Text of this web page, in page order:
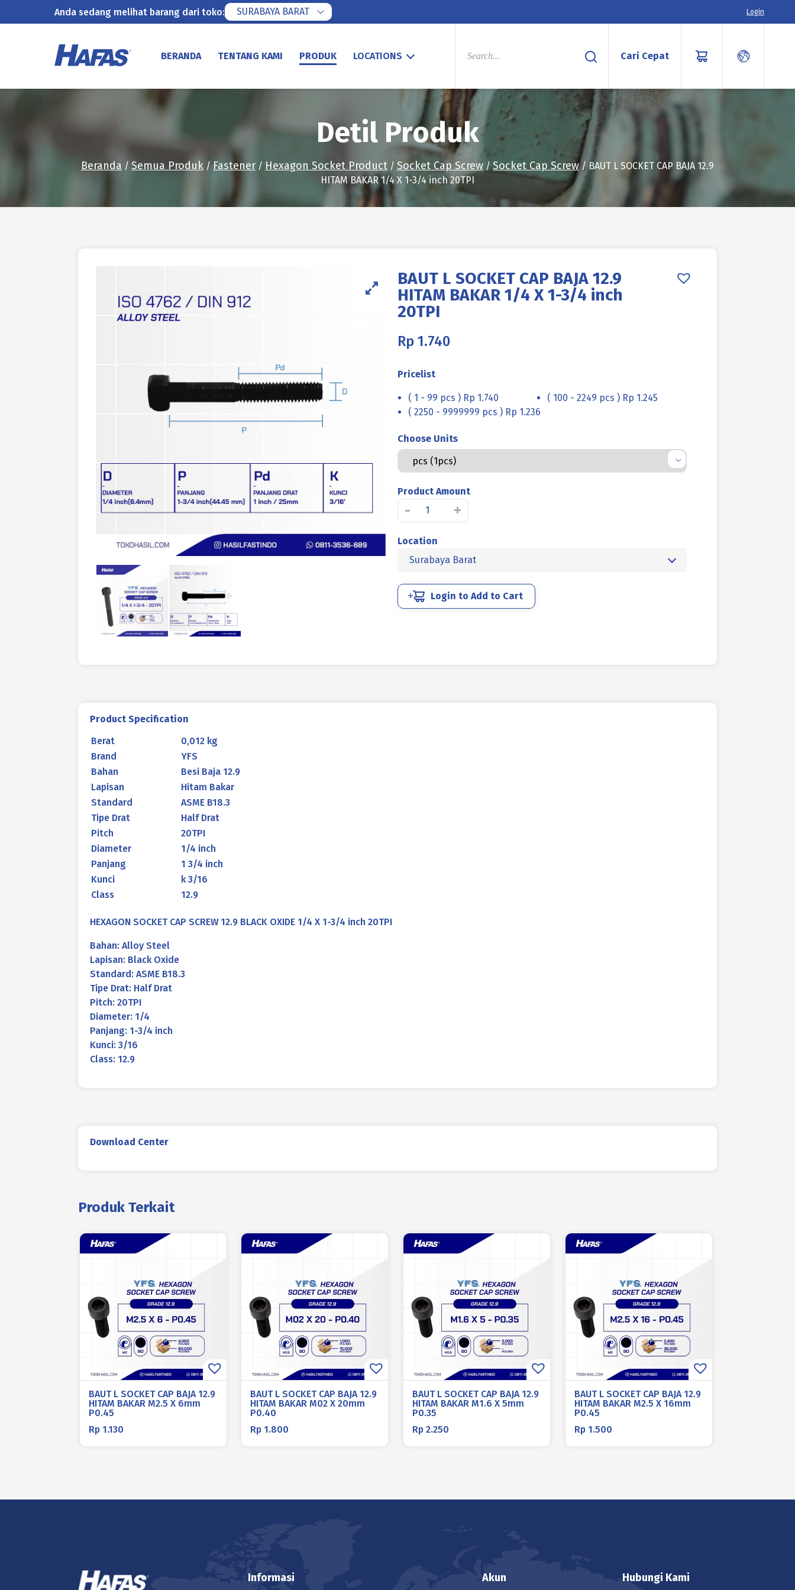
Anda sedang melihat barang dari toko: SURABAYA BARAT Login
BERANDA TENTANG KAMI PRODUK LOCATIONS
PRODUCTS
Cari Cepat
Detil Produk
Beranda / Semua Produk / Fastener / Hexagon Socket Product / Socket Cap Screw / Socket Cap Screw/ BAUT L SOCKET CAP BAJA 12.9
HITAM BAKAR 1/4 X 1-3/4 inch 20TPI
BAUT L SOCKET CAP BAJA 12.9
HITAM BAKAR 1/4 X 1-3/4 inch
20TPI
Rp 1.740
Pricelist
( 1 - 99 pcs ) Rp 1.740
( 100 - 2249 pcs ) Rp 1.245
( 2250 - 9999999 pcs ) Rp 1.236
Choose Units
Product Amount
-
Kuantitas
BAUT
CAP
12.9
HITAM
+
Location
Surabaya Barat
Login to Add to Cart
Product Specification
Berat
0,012 kg
Brand
YFS
Bahan
Besi Baja 12.9
Lapisan
Hitam Bakar
Standard
ASME B18.3
Tipe Drat
Half Drat
Pitch
20TPI
Diameter
1/4 inch
Panjang
1 3/4 inch
Kunci
k 3/16
Class
12.9
HEXAGON SOCKET CAP SCREW 12.9 BLACK OXIDE 1/4 X 1-3/4 inch 20TPI
Bahan: Alloy Steel
Lapisan: Black Oxide
Standard: ASME B18.3
Tipe Drat: Half Drat
Pitch: 20TPI
Diameter: 1/4
Panjang: 1-3/4 inch
Kunci: 3/16
Class: 12.9
Download Center
Produk Terkait
BAUT L SOCKET CAP BAJA 12.9
HITAM BAKAR M2.5 X 6mm
P0.45
Rp 1.130
BAUT L SOCKET CAP BAJA 12.9
HITAM BAKAR M02 X 20mm
P0.40
Rp 1.800
BAUT L SOCKET CAP BAJA 12.9
HITAM BAKAR M1.6 X 5mm
P0.35
Rp 2.250
BAUT L SOCKET CAP BAJA 12.9
HITAM BAKAR M2.5 X 16mm
P0.45
Rp 1.500
Informasi Akun Hubungi Kami